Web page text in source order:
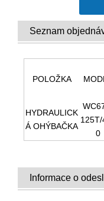
Seznam
POLOŽKA
HYDRAULICK
Á OHÝBAČKA
125T/
0
Informace o